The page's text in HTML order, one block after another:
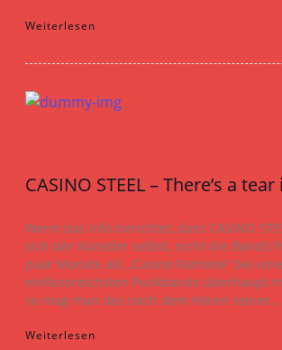
Weiterlesen
CASINO STEEL – There’s a
Wenn das Info berichtet, dass CASINO
sich der Künstler selbst, nicht die Band!)
paar Monate als „Casino Ramone“ bei
einflussreichsten Punkbands überhaupt
so mag man das nach dem Hören seiner…
Weiterlesen